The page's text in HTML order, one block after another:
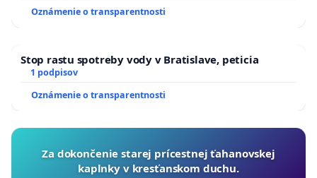
Oznámenie o transparentnosti
Stop rastu spotreby vody v Bratislave, peticia
1 podpisov
Oznámenie o transparentnosti
Za dokončenie starej prícestnej ťahanovskej
kaplnky v kresťanskom duchu.